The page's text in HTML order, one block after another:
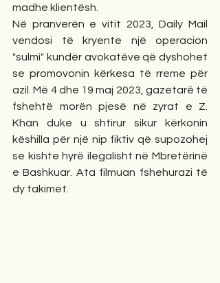
madhe klientësh.
Në pranverën e vitit 2023, Daily Mail
vendosi të kryente një operacion
"sulmi" kundër avokatëve që dyshohet
se promovonin kërkesa të rreme për
azil. Më 4 dhe 19 maj 2023, gazetarë të
fshehtë morën pjesë në zyrat e Z.
Khan duke u shtirur sikur kërkonin
këshilla për një nip fiktiv që supozohej
se kishte hyrë ilegalisht në Mbretërinë
e Bashkuar. Ata filmuan fshehurazi të
dy takimet.